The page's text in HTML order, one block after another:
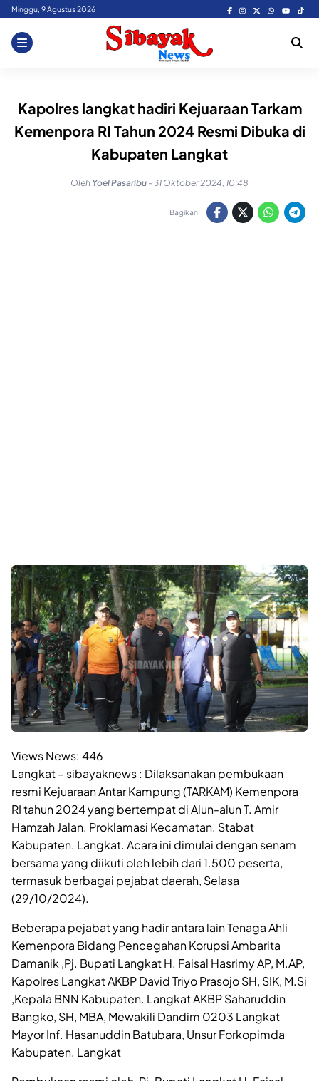
Skip
content
Minggu, 9 Agustus 2026
Kapolres langkat hadiri Kejuaraan Tarkam
Kemenpora RI Tahun 2024 Resmi Dibuka di
Kabupaten Langkat
Oleh Yoel Pasaribu - 31 Oktober 2024, 10:48
Bagikan:
Views News: 446
Langkat – sibayaknews : Dilaksanakan pembukaan
resmi Kejuaraan Antar Kampung (TARKAM) Kemenpora
RI tahun 2024 yang bertempat di Alun-alun T. Amir
Hamzah Jalan. Proklamasi Kecamatan. Stabat
Kabupaten. Langkat. Acara ini dimulai dengan senam
bersama yang diikuti oleh lebih dari 1.500 peserta,
termasuk berbagai pejabat daerah, Selasa
(29/10/2024).
Beberapa pejabat yang hadir antara lain Tenaga Ahli
Kemenpora Bidang Pencegahan Korupsi Ambarita
Damanik ,Pj. Bupati Langkat H. Faisal Hasrimy AP, M.AP,
Kapolres Langkat AKBP David Triyo Prasojo SH, SIK, M.Si
,Kepala BNN Kabupaten. Langkat AKBP Saharuddin
Bangko, SH, MBA, Mewakili Dandim 0203 Langkat
Mayor Inf. Hasanuddin Batubara, Unsur Forkopimda
Kabupaten. Langkat